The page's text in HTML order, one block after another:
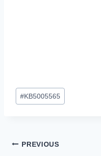
Post
Tags:
#KB5005565
글PREVIOUS